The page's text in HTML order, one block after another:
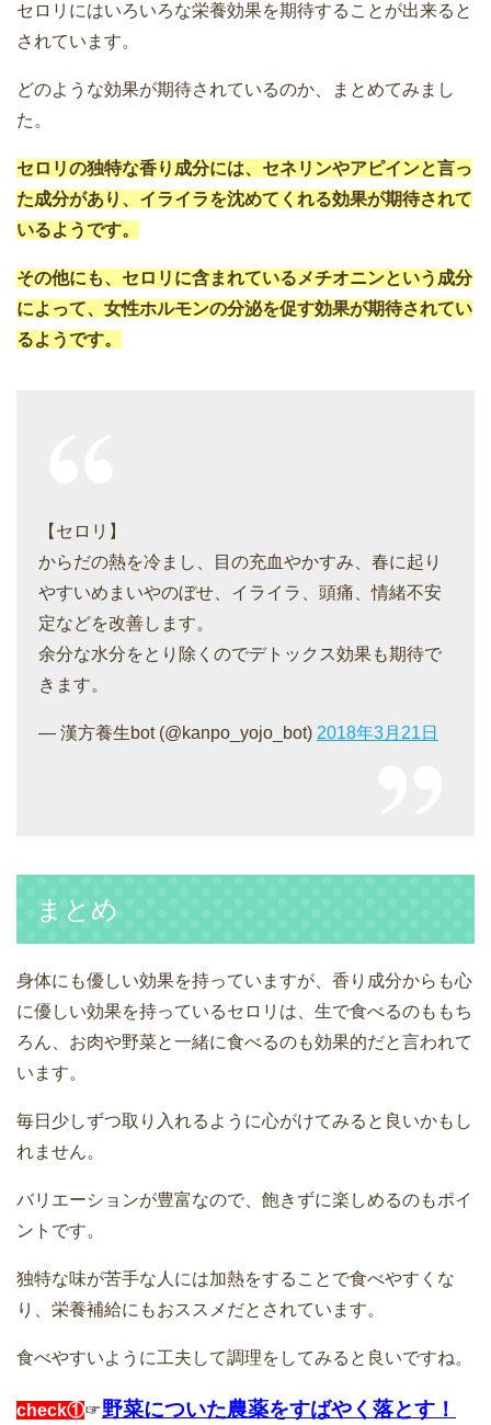
セロリにはいろいろな栄養効果を期待することが出来ると
されています。
どのような効果が期待されているのか、まとめてみまし
た。
セロリの独特な香り成分には、セネリンやアピインと言っ
た成分があり、イライラを沈めてくれる効果が期待されて
いるようです。
その他にも、セロリに含まれているメチオニンという成分
によって、女性ホルモンの分泌を促す効果が期待されてい
るようです。
【セロリ】
からだの熱を冷まし、目の充血やかすみ、春に起り
やすいめまいやのぼせ、イライラ、頭痛、情緒不安
定などを改善します。
余分な水分をとり除くのでデトックス効果も期待で
きます。
— 漢方養生bot (@kanpo_yojo_bot) 2018年3月21日
まとめ
身体にも優しい効果を持っていますが、香り成分からも心
に優しい効果を持っているセロリは、生で食べるのももち
ろん、お肉や野菜と一緒に食べるのも効果的だと言われて
います。
毎日少しずつ取り入れるように心がけてみると良いかもし
れません。
バリエーションが豊富なので、飽きずに楽しめるのもポイ
ントです。
独特な味が苦手な人には加熱をすることで食べやすくな
り、栄養補給にもおススメだとされています。
食べやすいように工夫して調理をしてみると良いですね。
check①☞野菜についた農薬をすばやく落とす！